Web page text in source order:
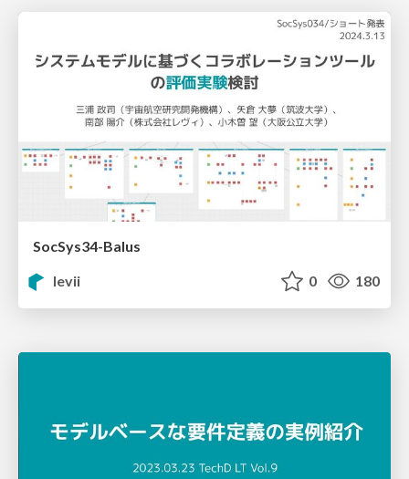
SocSys34-Balus
levii
0 180